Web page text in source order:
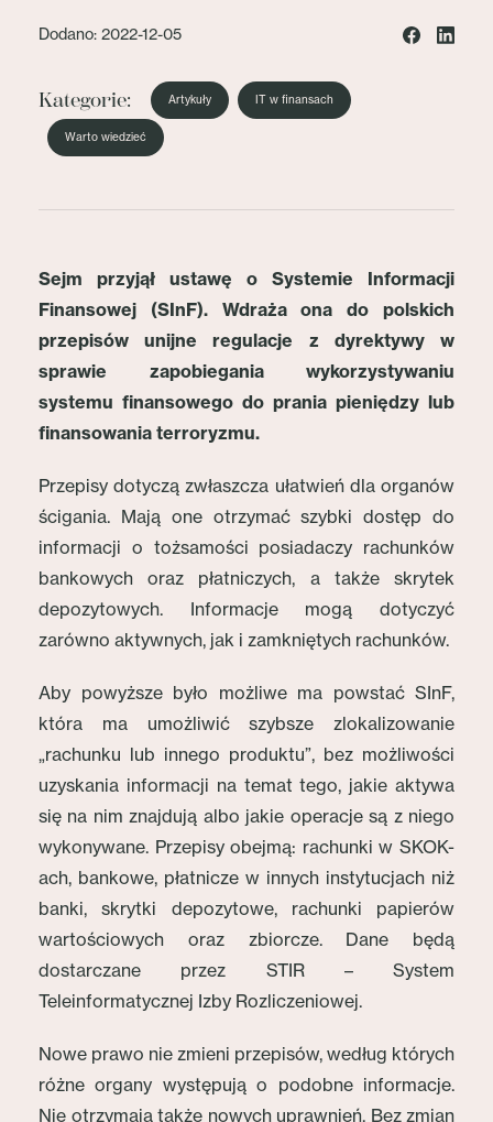
Dodano: 2022-12-05
Kategorie: Artykuły IT w finansach
Warto wiedzieć
Sejm przyjął ustawę o Systemie Informacji
Finansowej (SInF). Wdraża ona do polskich
przepisów unijne regulacje z dyrektywy w
sprawie zapobiegania wykorzystywaniu
systemu finansowego do prania pieniędzy lub
finansowania terroryzmu.
Przepisy dotyczą zwłaszcza ułatwień dla organów
ścigania. Mają one otrzymać szybki dostęp do
informacji o tożsamości posiadaczy rachunków
bankowych oraz płatniczych, a także skrytek
depozytowych. Informacje mogą dotyczyć
zarówno aktywnych, jak i zamkniętych rachunków.
Aby powyższe było możliwe ma powstać SInF,
która ma umożliwić szybsze zlokalizowanie
„rachunku lub innego produktu”, bez możliwości
uzyskania informacji na temat tego, jakie aktywa
się na nim znajdują albo jakie operacje są z niego
wykonywane. Przepisy obejmą: rachunki w SKOK-
ach, bankowe, płatnicze w innych instytucjach niż
banki, skrytki depozytowe, rachunki papierów
wartościowych oraz zbiorcze. Dane będą
dostarczane przez STIR – System
Teleinformatycznej Izby Rozliczeniowej.
Nowe prawo nie zmieni przepisów, według których
różne organy występują o podobne informacje.
Nie otrzymają także nowych uprawnień. Bez zmian